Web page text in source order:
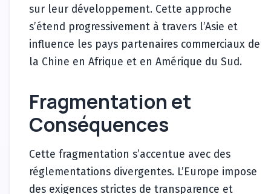
sur leur développement. Cette approche
s’étend progressivement à travers l’Asie et
influence les pays partenaires commerciaux de
la Chine en Afrique et en Amérique du Sud.
Fragmentation et
Conséquences
Cette fragmentation s’accentue avec des
réglementations divergentes. L’Europe impose
des exigences strictes de transparence et